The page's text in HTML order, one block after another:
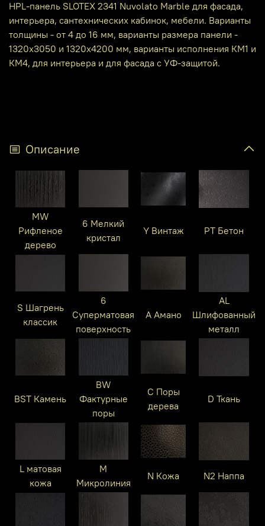
HPL-панель SLOTEX 2341 Nuvolato Marble для фасада,
интерьера, сантехнических кабинок, мебели. Варианты
толщины - от 4 до 16 мм, варианты размера панели -
1320х3050 и 1320х4200 мм, варианты исполнения КМ1 и
КМ4, для интерьера и для фасада с УФ-защитой.
Описание
MW
Рифленое
дерево
6 Мелкий
кристал
Y Винтаж PT Бетон
S Шагрень
классик
6
Суперматовая
поверхность
A Амано
AL
Шлифованный
металл
BST Камень
BW
Фактурные
поры
C Поры
дерева
D Ткань
L матовая
кожа
M
Микролиния
N Кожа N2 Наппа